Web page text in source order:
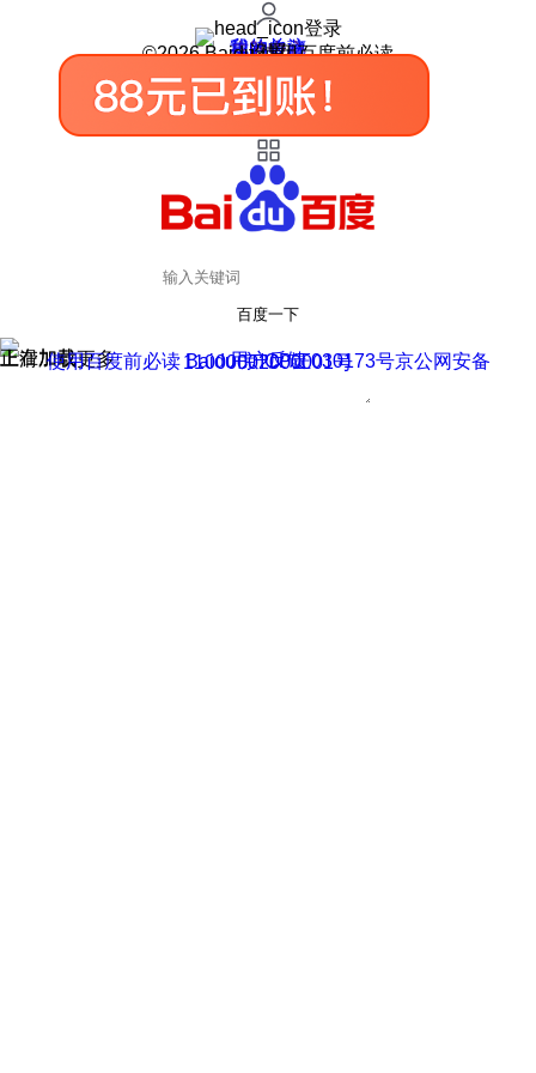
登录
我的关注
我的收藏
皮肤中心
用户反馈
设置
©2026 Baidu 使用百度前必读
百度一下
正在加载
上滑加载更多 用户反馈
使用百度前必读 Baidu 京ICP证030173号
京公网安备11000002000001号